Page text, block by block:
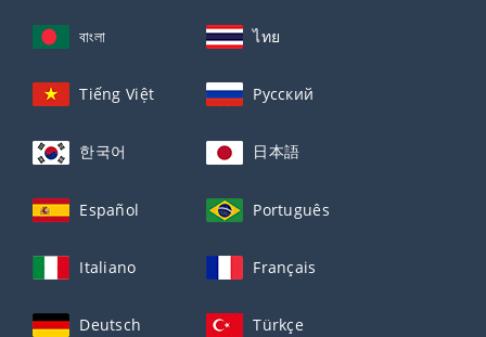
বাংলা ไทย
Tiếng Việt Русский
한국어 日本語
Español Português
Italiano Français
Deutsch Türkçe